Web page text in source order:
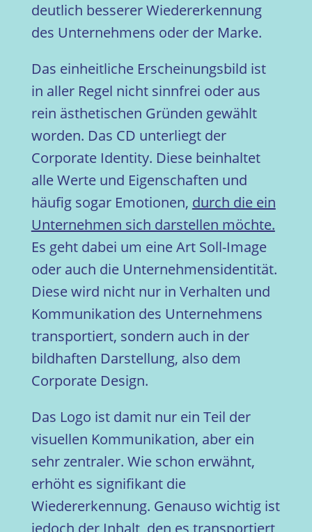
deutlich besserer Wiedererkennung
des Unternehmens oder der Marke.
Das einheitliche Erscheinungsbild ist
in aller Regel nicht sinnfrei oder aus
rein ästhetischen Gründen gewählt
worden. Das CD unterliegt der
Corporate Identity. Diese beinhaltet
alle Werte und Eigenschaften und
häufig sogar Emotionen, durch die ein
Unternehmen sich darstellen möchte.
Es geht dabei um eine Art Soll-Image
oder auch die Unternehmensidentität.
Diese wird nicht nur in Verhalten und
Kommunikation des Unternehmens
transportiert, sondern auch in der
bildhaften Darstellung, also dem
Corporate Design.
Das Logo ist damit nur ein Teil der
visuellen Kommunikation, aber ein
sehr zentraler. Wie schon erwähnt,
erhöht es signifikant die
Wiedererkennung. Genauso wichtig ist